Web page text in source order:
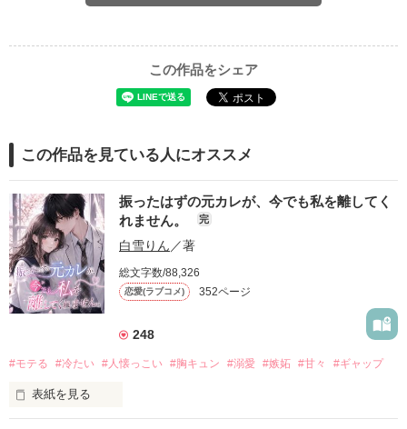
この作品をシェア
この作品を見ている人にオススメ
振ったはずの元カレが、今でも私を離してく
れません。
完
白雪りん ／著
総文字数/88,326
恋愛(ラブコメ) 352ページ
248
#モテる #冷たい #人懐っこい #胸キュン #溺愛 #嫉妬 #甘々 #ギャップ
表紙を見る